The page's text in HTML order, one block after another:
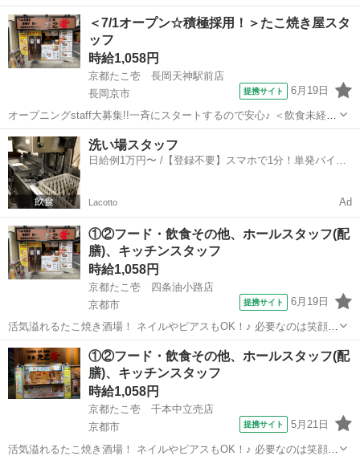
元気だけ！ 大学生・主婦(夫)・フリーターなど、 年齢・性別問わず大
募集★ 笑顔と元気さえあれば積極採用中です！★ ≪未経験の方でも問
題なし！！≫ 未...
京都 京都市
＜7/1オープン☆積極採用！＞たこ焼き屋スタ
ッフ
時給1,058円
京都たこ壱 長岡天神駅前店
長岡京市
提携サイト 6月19日
オープニングstaff大募集!!一斉にスタートするので安心♪ ＜飲食未経験
や初バイトも大歓迎！＞ 活気溢れるたこ焼き酒場！ ネイルやピアスも
OK！♪ 必要なのは笑顔と元気だけ！ 大学生・主婦(夫)・フリーターな
ど、 年齢...
京都 長岡京市 店長
洗い場スタッフ
日給例1万円〜 /【登録不要】スマホで1分！単発バイト
Lacotto Ad
①②フード・飲食その他、ホールスタッフ(配
膳)、キッチンスタッフ
時給1,058円
京都たこ壱 四条油小路店
京都市
提携サイト 6月19日
活気溢れるたこ焼き酒場！ ネイルやピアスもOK！♪ 必要なのは笑顔と
元気だけ！ 大学生・主婦(夫)・フリーターなど、 年齢・性別問わず大
募集★ 笑顔と元気さえあれば積極採用中です！★ ≪未経験の方でも問
題なし！！≫ 未...
京都 京都市 店長
①②フード・飲食その他、ホールスタッフ(配
膳)、キッチンスタッフ
時給1,058円
京都たこ壱 千本中立売店
京都市
提携サイト 5月21日
活気溢れるたこ焼き酒場！ ネイルやピアスもOK！♪ 必要なのは笑顔と